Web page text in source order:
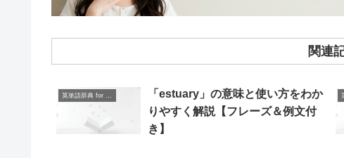
関連
「estuary」の意味と使い方をわか
りやすく解説【フレーズ＆例文付
き】